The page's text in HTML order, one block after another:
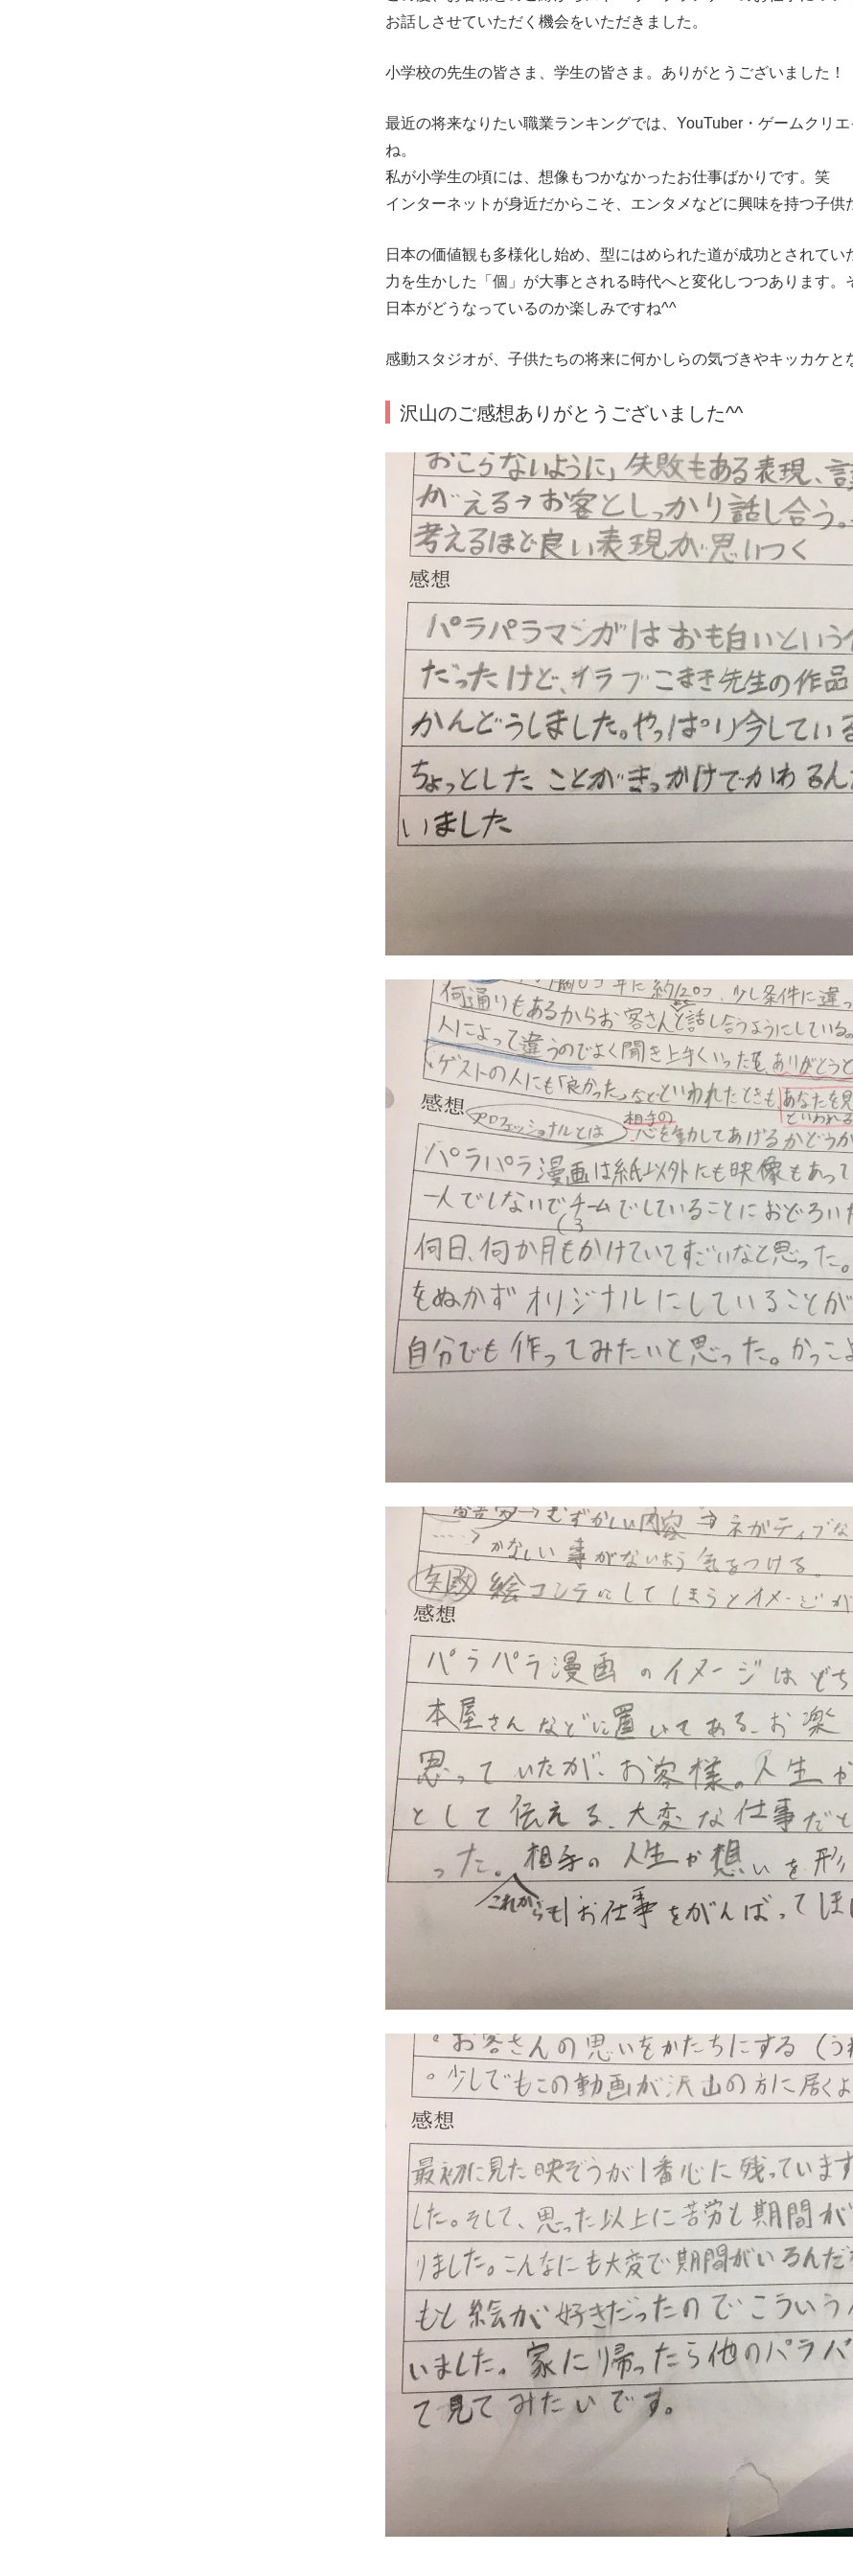
お話しさせていただく機会をいただきました。
小学校の先生の皆さま、学生の皆さま。ありがとうございました！
最近の将来なりたい職業ランキングでは、YouTuber・ゲームクリ
ね。
私が小学生の頃には、想像もつかなかったお仕事ばかりです。笑
インターネットが身近だからこそ、エンタメなどに興味を持つ子供
日本の価値観も多様化し始め、型にはめられた道が成功とされて
力を生かした「個」が大事とされる時代へと変化しつつあります。
日本がどうなっているのか楽しみですね^^
感動スタジオが、子供たちの将来に何かしらの気づきやキッカケと
沢山のご感想ありがとうございました^^